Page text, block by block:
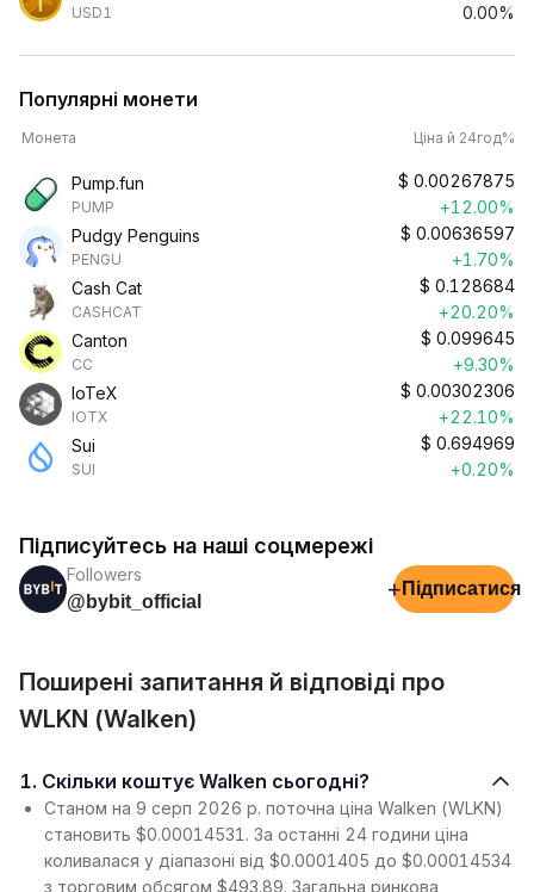
USD1
0.00%
Популярні монети
Монета Ціна й 24год%
Pump.fun
PUMP
$ 0.00267875
+12.00%
Pudgy Penguins
PENGU
$ 0.00636597
+1.70%
Cash Cat
CASHCAT
$ 0.128684
+20.20%
Canton
CC
$ 0.099645
+9.30%
IoTeX
IOTX
$ 0.00302306
+22.10%
Sui
SUI
$ 0.694969
+0.20%
Підписуйтесь на наші соцмережі
Followers
@bybit_official
+ Підписатися
Поширені запитання й відповіді про
WLKN (Walken)
1. Скільки коштує Walken сьогодні?
Станом на 9 серп 2026 р. поточна ціна Walken (WLKN)
становить $0.00014531. За останні 24 години ціна
коливалася у діапазоні від $0.0001405 до $0.00014534
з торговим обсягом $493.89. Загальна ринкова